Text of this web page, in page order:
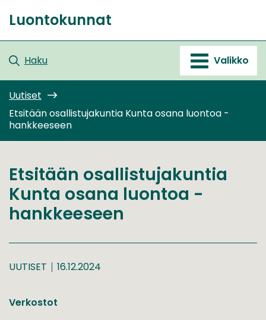
sisältöön
Etusivu
Luontokunnat
Haku Valikko
Uutiset
Etsitään osallistujakuntia Kunta osana luontoa -
hankkeeseen
Etsitään osallistujakuntia
Kunta osana luontoa -
hankkeeseen
UUTISET 16.12.2024
Verkostot